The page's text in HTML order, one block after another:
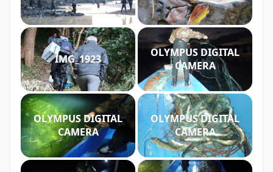
IMG_1923
OLYMPUS DIGITAL
CAMERA
OLYMPUS DIGITAL
CAMERA
OLYMPUS DIGITAL
CAMERA